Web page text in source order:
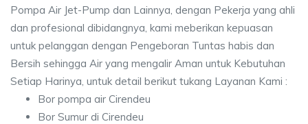
Pompa Air Jet-Pump dan Lainnya, dengan Pekerja yang ahli
dan profesional dibidangnya, kami meberikan kepuasan
untuk pelanggan dengan Pengeboran Tuntas habis dan
Bersih sehingga Air yang mengalir Aman untuk Kebutuhan
Setiap Harinya, untuk detail berikut tukang Layanan Kami :
Bor pompa air Cirendeu
Bor Sumur di Cirendeu